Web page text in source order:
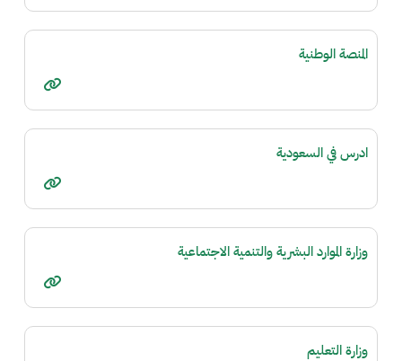
المنصة الوطنية
ادرس في السعودية
وزارة الموارد البشرية والتنمية الاجتماعية
وزارة التعليم